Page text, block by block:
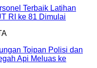
Terbaik Latihan
RI ke 81 Dimulai
Toipan Polisi dan
Api Meluas ke